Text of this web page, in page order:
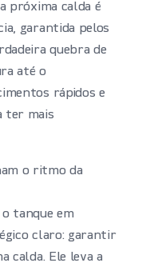
próxima calda é
garantida pelos
quebra de
até o
rápidos e
ter mais
o ritmo da
tanque em
claro: garantir
calda. Ele leva a